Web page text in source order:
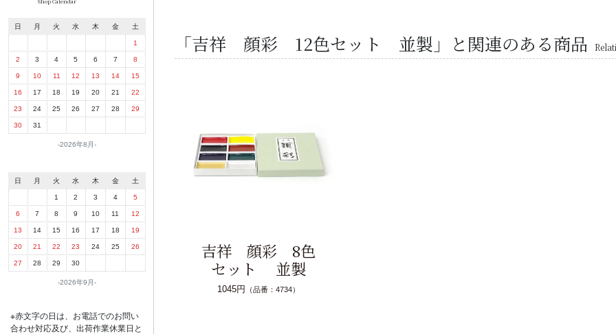
「吉祥 顔彩 12色セット 並製」と関連のある商品
吉祥 顔彩 8色
セット 並製
1045円 （品番：4734）
2026年8月
日 月 火 水 木 金 土
1
2 3 4 5 6 7 8
9 10 11 12 13 14 15
16 17 18 19 20 21 22
23 24 25 26 27 28 29
30 31
2026年9月
日 月 火 水 木 金 土
1 2 3 4 5
6 7 8 9 10 11 12
13 14 15 16 17 18 19
20 21 22 23 24 25 26
27 28 29 30
※赤文字の日は、お電話でのお問い
合わせ対応及び、出荷作業休業日と